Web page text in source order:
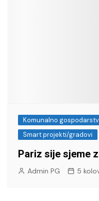
Komunalno
Smart projekti/gradovi
Pariz sije sjeme
Admin PG 5